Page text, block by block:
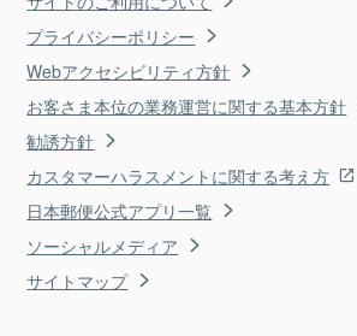
プライバシーポリシー
Webアクセシビリティ方針
お客さま本位の業務運営に関する基本方針
勧誘方針
カスタマーハラスメントに関する考え方
日本郵便公式アプリ一覧
ソーシャルメディア
サイトマップ